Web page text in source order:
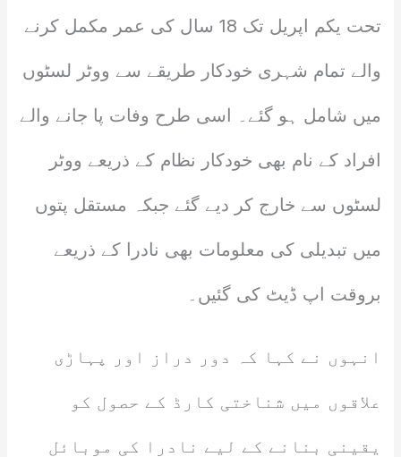
تحت یکم اپریل تک 18 سال کی عمر مکمل کرنے
والے تمام شہری خودکار طریقے سے ووٹر لسٹوں
میں شامل ہو گئے۔ اسی طرح وفات پا جانے والے
افراد کے نام بھی خودکار نظام کے ذریعے ووٹر
لسٹوں سے خارج کر دیے گئے جبکہ مستقل پتوں
میں تبدیلی کی معلومات بھی نادرا کے ذریعے
بروقت اپ ڈیٹ کی گئیں۔
انہوں نے کہا کہ دور دراز اور پہاڑی
علاقوں میں شناختی کارڈ کے حصول کو
یقینی بنانے کے لیے نادرا کی موبائل